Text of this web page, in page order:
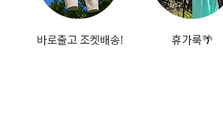
바로출고 조켓배송! 휴가룩🌴